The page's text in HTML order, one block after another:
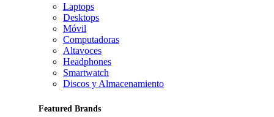
Laptops
Desktops
Móvil
Computadoras
Altavoces
Headphones
Smartwatch
Discos y Almacenamiento
Featured Brands